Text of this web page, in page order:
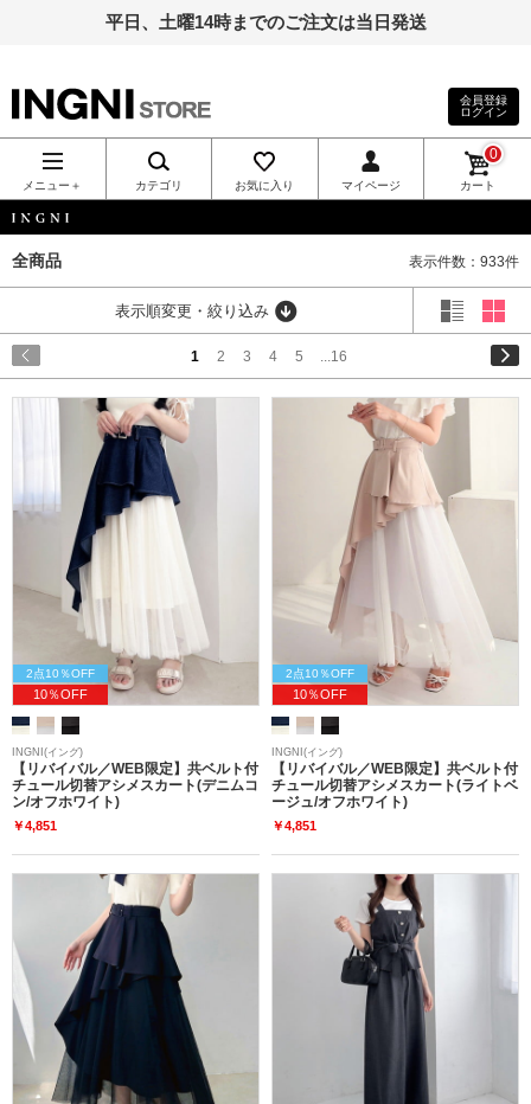
平日、土曜14時までのご注文は当日発送
INGNI（イン
グ）公式通
販｜INGNI
STORE
会員登録
ログイン
メニュー＋ カテゴリ お気に入り マイページ カート
0
全商品 表示件数：933件
表示順変更・絞り込み
1 2 3 4 5 ...16
2点10％OFF
10％OFF
INGNI(イング)
【リバイバル／WEB限定】共ベルト付
チュール切替アシメスカート(デニムコ
ン/オフホワイト)
￥4,851
2点10％OFF
10％OFF
INGNI(イング)
【リバイバル／WEB限定】共ベルト付
チュール切替アシメスカート(ライトベ
ージュ/オフホワイト)
￥4,851